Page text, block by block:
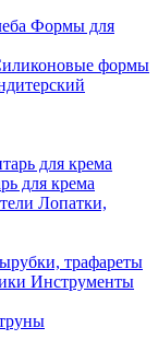
Формы для
формы
для крема
Лопатки,
трафареты
Инструменты